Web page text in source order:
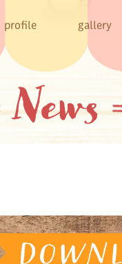
profile gallery
News